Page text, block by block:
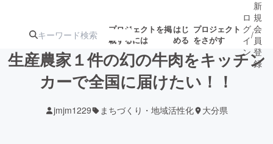
プロジェクトを掲
載するには
はじ
める
プロジェクト
をさがす
ターン
ジェクト
募集終了が近いプ
ロジェクト
されます
ロ
グ
イ
ン
/
新
規
会
員
登
録
生産農家１件の幻の牛肉をキッチン
カーで全国に届けたい！！
jmjm1229 まちづくり・地域活性化 大分県